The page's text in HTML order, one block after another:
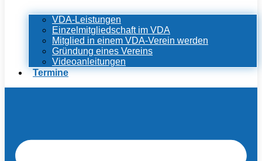
VDA-Leistungen
Einzelmitgliedschaft im VDA
Mitglied in einem VDA-Verein werden
Gründung eines Vereins
Videoanleitungen
Termine